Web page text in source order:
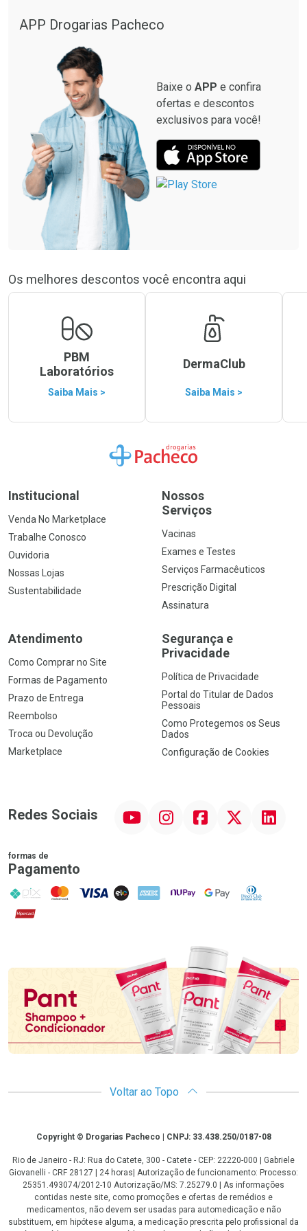
APP Drogarias Pacheco
Baixe o APP e confira
ofertas e descontos
exclusivos para você!
Os melhores descontos você encontra aqui
PBM
Laboratórios
Saiba Mais >
DermaClub
Saiba Mais >
Ir para a Home
Institucional
Venda No Marketplace
Trabalhe Conosco
Ouvidoria
Nossas Lojas
Sustentabilidade
Nossos
Serviços
Vacinas
Exames e Testes
Serviços Farmacêuticos
Prescrição Digital
Assinatura
Atendimento
Como Comprar no Site
Formas de Pagamento
Prazo de Entrega
Reembolso
Troca ou Devolução
Marketplace
Segurança e
Privacidade
Política de Privacidade
Portal do Titular de Dados
Pessoais
Como Protegemos os Seus
Dados
Configuração de Cookies
Redes Sociais InstagramFacebookTwitter Linkedin
formas de
Pagamento
PIX MasterCard
VISA ELO AMEX NuPay Google PayDiners Club
Hipercard
Voltar ao Topo
CopyrightCopyright © Drogarias Pacheco | CNPJ: 33.438.250/0187-08
Rio de Janeiro - RJ: Rua do Catete, 300 - Catete - CEP: 22220-000 | Gabriele
Giovanelli - CRF 28127 | 24 horas| Autorização de funcionamento: Processo:
25351.493074/2012-10 Autorização/MS: 7.25279.0 | As informações
contidas neste site, como promoções e ofertas de remédios e
medicamentos, não devem ser usadas para automedicação e não
substituem, em hipótese alguma, a medicação prescrita pelo profissional da